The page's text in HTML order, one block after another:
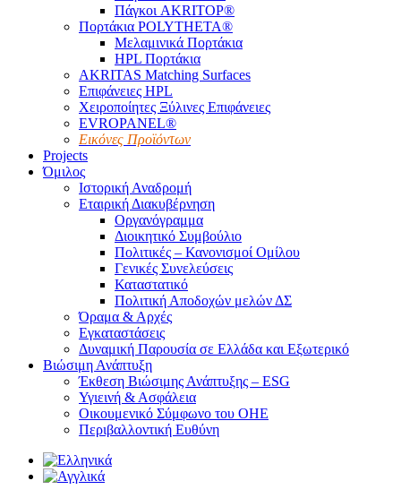
Πάγκοι AKRITOP®
Πορτάκια POLYTHETA®
Μελαμινικά Πορτάκια
HPL Πορτάκια
AKRITAS Matching Surfaces
Επιφάνειες HPL
Χειροποίητες Ξύλινες Επιφάνειες
EVROPANEL®
Εικόνες Προϊόντων
Projects
Όμιλος
Ιστορική Αναδρομή
Εταιρική Διακυβέρνηση
Οργανόγραμμα
Διοικητικό Συμβούλιο
Πολιτικές – Κανονισμοί Ομίλου
Γενικές Συνελεύσεις
Καταστατικό
Πολιτική Αποδοχών μελών ΔΣ
Όραμα & Αρχές
Εγκαταστάσεις
Δυναμική Παρουσία σε Ελλάδα και Εξωτερικό
Βιώσιμη Ανάπτυξη
Έκθεση Βιώσιμης Ανάπτυξης – ESG
Υγιεινή & Ασφάλεια
Οικουμενικό Σύμφωνο του ΟΗΕ
Περιβαλλοντική Ευθύνη